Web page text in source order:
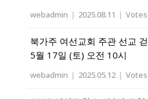
webadmin | 2025.08.11 |
북가주 여선교회 주관 선교
5월 17일 (토) 오전 10시
webadmin | 2025.05.12 |